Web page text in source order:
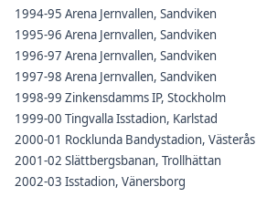
1994-95 Arena Jernvallen, Sandviken
1995-96 Arena Jernvallen, Sandviken
1996-97 Arena Jernvallen, Sandviken
1997-98 Arena Jernvallen, Sandviken
1998-99 Zinkensdamms IP, Stockholm
1999-00 Tingvalla Isstadion, Karlstad
2000-01 Rocklunda Bandystadion, Västerås
2001-02 Slättbergsbanan, Trollhättan
2002-03 Isstadion, Vänersborg